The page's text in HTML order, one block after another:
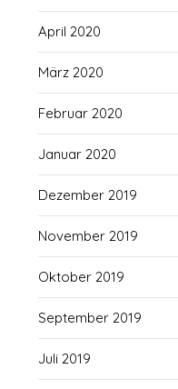
April 2020
März 2020
Februar 2020
Januar 2020
Dezember 2019
November 2019
Oktober 2019
September 2019
Juli 2019